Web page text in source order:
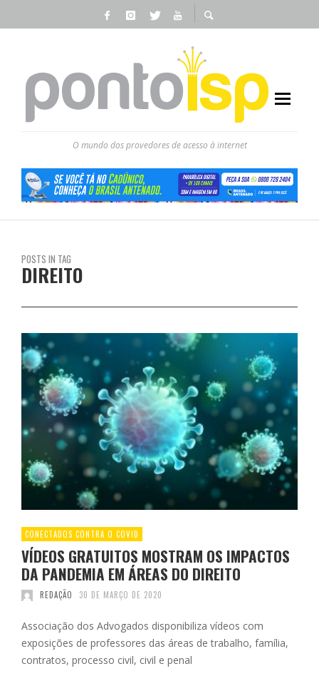
O mundo dos provedores de acesso à internet
POSTS IN TAG
DIREITO
CONECTADOS CONTRA O COVID
VÍDEOS GRATUITOS MOSTRAM OS IMPACTOS
DA PANDEMIA EM ÁREAS DO DIREITO
REDAÇÃO 30 DE MARÇO DE 2020
Associação dos Advogados disponibiliza vídeos com
exposições de professores das áreas de trabalho, família,
contratos, processo civil, civil e penal